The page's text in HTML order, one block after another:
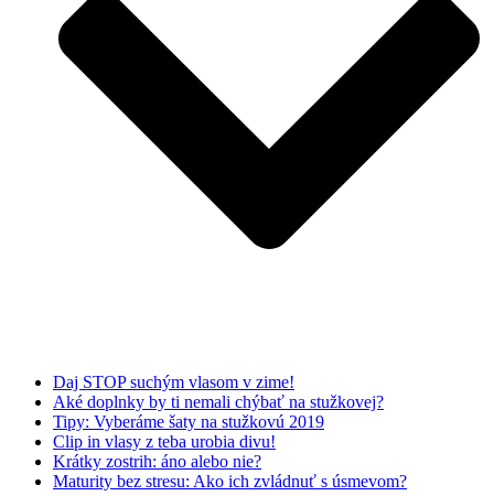
Daj STOP suchým vlasom v zime!
Aké doplnky by ti nemali chýbať na stužkovej?
Tipy: Vyberáme šaty na stužkovú 2019
Clip in vlasy z teba urobia divu!
Krátky zostrih: áno alebo nie?
Maturity bez stresu: Ako ich zvládnuť s úsmevom?